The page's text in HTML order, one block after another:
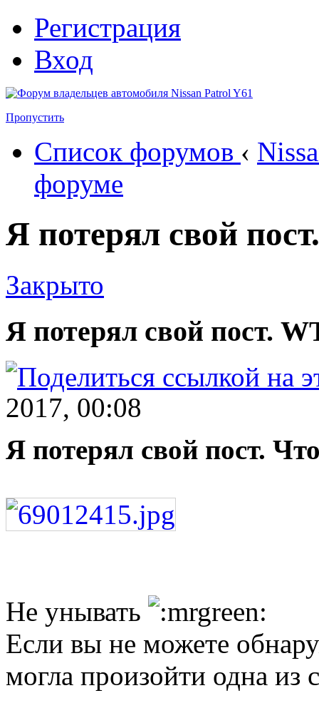
Регистрация
Вход
Пропустить
Список форумов ‹
форуме
Я потерял свой
Закрыто
Я потерял свой пост.
2017, 00:08
Я потерял свой пост.
Не унывать
Если вы не можете
могла произойти одна